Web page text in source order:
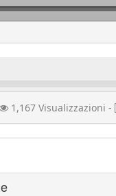
1,167 Visualizzazioni -